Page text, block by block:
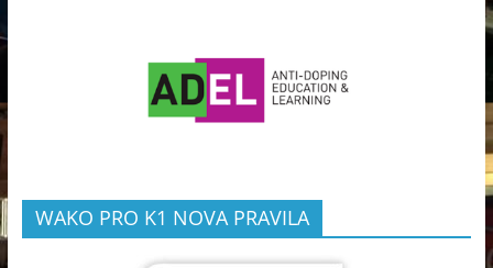
WAKO PRO K1 NOVA PRAVILA